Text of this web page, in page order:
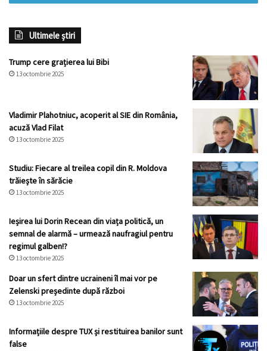
Ultimele știri
Trump cere grațierea lui Bibi
13 octombrie 2025
Vladimir Plahotniuc, acoperit al SIE din România,
acuză Vlad Filat
13 octombrie 2025
Studiu: Fiecare al treilea copil din R. Moldova
trăiește în sărăcie
13 octombrie 2025
Ieșirea lui Dorin Recean din viața politică, un
semnal de alarmă – urmează naufragiul pentru
regimul galben!?
13 octombrie 2025
Doar un sfert dintre ucraineni îl mai vor pe
Zelenski președinte după război
13 octombrie 2025
Informațiile despre TUX și restituirea banilor sunt
false